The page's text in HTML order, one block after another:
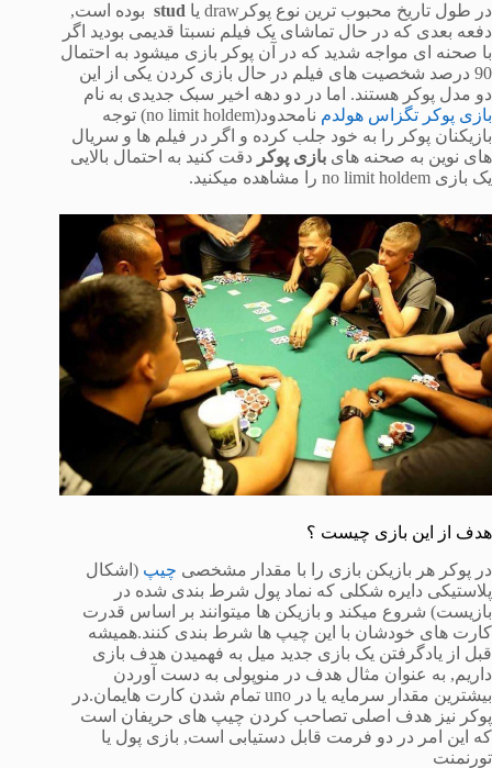
در طول تاریخ محبوب ترین نوع پوکرdraw یا
بوده است,
دفعه بعدی که در حال تماشای یک فیلم نسبتا قدیمی بودید اگر
با صحنه ای مواجه شدید که در آن پوکر بازی میشود به احتمال
90 درصد شخصیت های فیلم در حال بازی کردن یکی از این
دو مدل پوکر هستند. اما در دو دهه اخیر سبک جدیدی به نام
بازی پوکر تگزاس هولدم
نامحدود(no limit holdem) توجه
بازیکنان پوکر را به خود جلب کرده و اگر در فیلم ها و سریال
های نوین به صحنه های بازی پوکر دقت کنید به احتمال بالایی
یک بازی no limit holdem را مشاهده میکنید.
هدف از این بازی چیست ؟
در پوکر هر بازیکن بازی را با مقدار مشخصی چیپ (اشکال
پلاستیکی دایره شکلی که نماد پول شرط بندی شده در
بازیست) شروع میکند و بازیکن ها میتوانند بر اساس قدرت
کارت های خودشان با این چیپ ها شرط بندی کنند.همیشه
قبل از یادگرفتن یک بازی جدید میل به فهمیدن هدف بازی
داریم, به عنوان مثال هدف در منوپولی به دست آوردن
بیشترین مقدار سرمایه یا در uno تمام شدن کارت هایمان.در
پوکر نیز هدف اصلی تصاحب کردن چیپ های حریفان است
که این امر در دو فرمت قابل دستیابی است, بازی پول یا
تورنمنت